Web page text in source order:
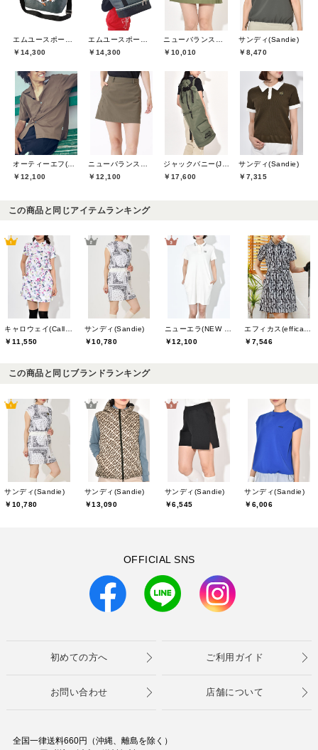
￥14,300
￥14,300
￥10,010
サンディ(Sandie)
￥8,470
￥12,100
￥12,100
￥17,600
サンディ(Sandie)
￥7,315
この商品と同じアイテムランキング
￥11,550
サンディ(Sandie)
￥10,780
￥12,100
￥7,546
この商品と同じブランドランキング
サンディ(Sandie)
￥10,780
サンディ(Sandie)
￥13,090
サンディ(Sandie)
￥6,545
サンディ(Sandie)
￥6,006
OFFICIAL SNS
初めての方へ ご利用ガイド
お問い合わせ 店舗について
全国一律送料660円（沖縄、離島を除く）